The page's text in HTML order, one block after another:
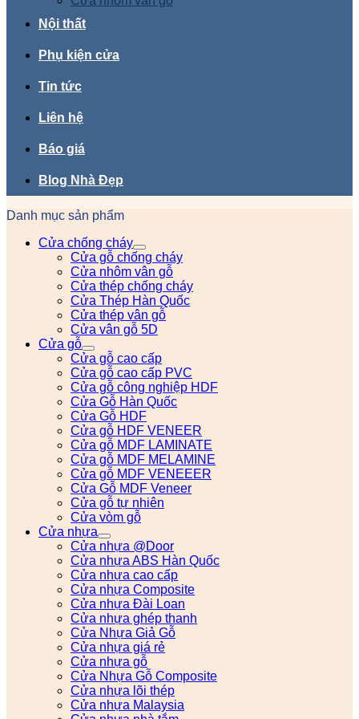
Nội thất
Phụ kiện cửa
Tin tức
Liên hệ
Báo giá
Blog Nhà Đẹp
Danh mục sản phẩm
Cửa chống cháy
Cửa gỗ chống cháy
Cửa nhôm vân gỗ
Cửa thép chống cháy
Cửa Thép Hàn Quốc
Cửa thép vân gỗ
Cửa vân gỗ 5D
Cửa gỗ
Cửa gỗ cao cấp
Cửa gỗ cao cấp PVC
Cửa gỗ công nghiệp HDF
Cửa Gỗ Hàn Quốc
Cửa Gỗ HDF
Cửa gỗ HDF VENEER
Cửa gỗ MDF LAMINATE
Cửa gỗ MDF MELAMINE
Cửa gỗ MDF VENEEER
Cửa Gỗ MDF Veneer
Cửa gỗ tự nhiên
Cửa vòm gỗ
Cửa nhựa
Cửa nhựa @Door
Cửa nhựa ABS Hàn Quốc
Cửa nhựa cao cấp
Cửa nhựa Composite
Cửa nhựa Đài Loan
Cửa nhựa ghép thanh
Cửa Nhựa Giả Gỗ
Cửa nhựa giá rẻ
Cửa nhựa gỗ
Cửa Nhựa Gỗ Composite
Cửa nhựa lõi thép
Cửa nhựa Malaysia